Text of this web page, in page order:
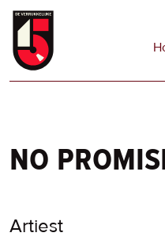
Overslaan
naar
no
Artiest